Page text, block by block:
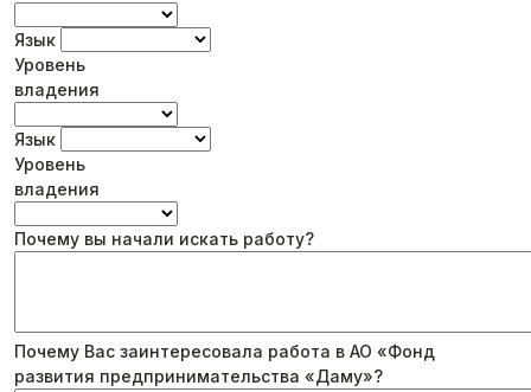
Язык
Уровень
владения
Язык
Уровень
владения
Почему вы начали искать работу?
Почему Вас заинтересовала работа в АО «Фонд
развития предпринимательства «Даму»?